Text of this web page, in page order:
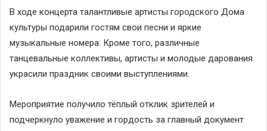
В ходе концерта талантливые артисты городского Дома
культуры подарили гостям свои песни и яркие
музыкальные номера. Кроме того, различные
танцевальные коллективы, артисты и молодые дарования
украсили праздник своими выступлениями.
Мероприятие получило тёплый отклик зрителей и
подчеркнуло уважение и гордость за главный документ